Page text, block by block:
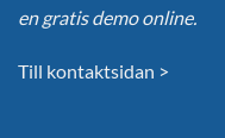
en gratis demo online.
Till kontaktsidan >